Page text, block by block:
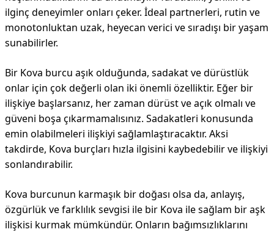
ilginç deneyimler onları çeker. İdeal partnerleri, rutin ve
monotonluktan uzak, heyecan verici ve sıradışı bir yaşam
sunabilirler.
Bir Kova burcu aşık olduğunda, sadakat ve dürüstlük
onlar için çok değerli olan iki önemli özelliktir. Eğer bir
ilişkiye başlarsanız, her zaman dürüst ve açık olmalı ve
güveni boşa çıkarmamalısınız. Sadakatleri konusunda
emin olabilmeleri ilişkiyi sağlamlaştıracaktır. Aksi
takdirde, Kova burçları hızla ilgisini kaybedebilir ve ilişkiyi
sonlandırabilir.
Kova burcunun karmaşık bir doğası olsa da, anlayış,
özgürlük ve farklılık sevgisi ile bir Kova ile sağlam bir aşk
ilişkisi kurmak mümkündür. Onların bağımsızlıklarını